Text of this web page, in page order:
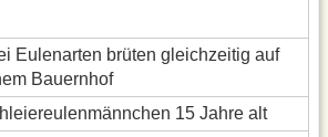
Eulenarten brüten gleichzeitig auf
Bauernhof
15 Jahre alt